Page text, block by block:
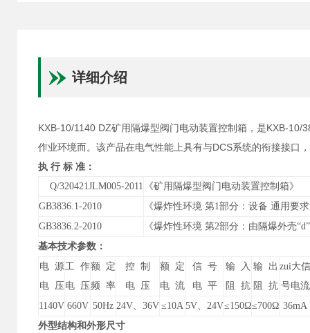
详细介绍
KXB-10/1140 DZ矿用隔爆型阀门电动装置控制箱，是KXB-
作业环境而。该产品在电气性能上具有与DCS系统的衔接接口
执 行 标 准：
Q/320421JLM005-2011
《矿用隔爆型阀门电动装置控制箱》
GB3836.1-2010
《爆炸性环境 第1部分：设备 通用要求
GB3836.2-2010
《爆炸性环境 第2部分：由隔爆外壳
基本技术参数：
电 源
电 压
工 作
电 压
额 定
频 率
控 制
电 压
额 定
电 流
信 号
电 平
输 入
阻 抗
输 出
阻 抗
zui大信
号电流
1140V 660V 50Hz 24V、36V ≤10A 5V、24V≤150Ω≤700Ω 36mA
外型结构和外形尺寸